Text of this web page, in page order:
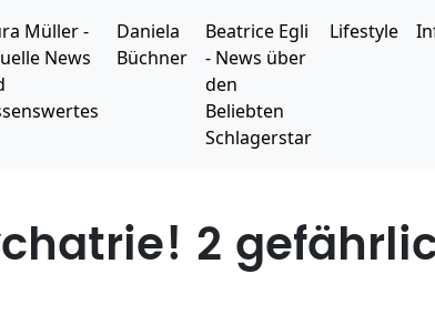
Müller -
News
Daniela
Büchner
Beatrice Egli
- News über
den
Beliebten
Schlagerstar
Lifestyle
2